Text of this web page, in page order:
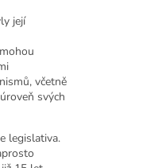
její
včetně
svých
legislativa.